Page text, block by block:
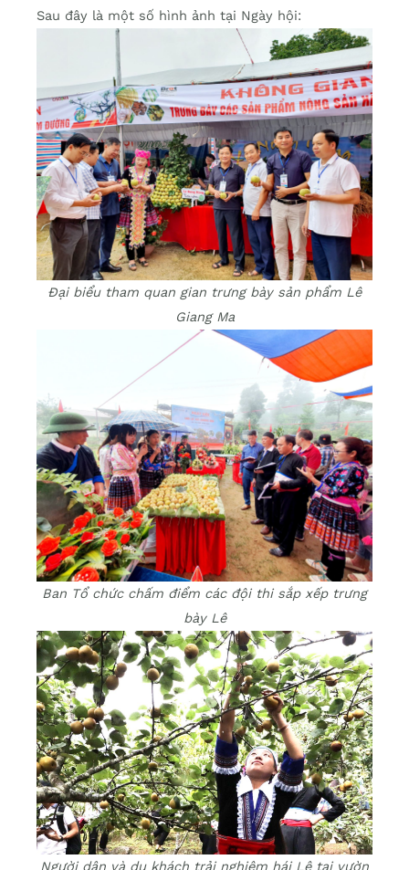
Sau đây là một số hình ảnh tại Ngày hội:
Đại biểu tham quan gian trưng bày sản phẩm Lê
Giang Ma
Ban Tổ chức chấm điểm các đội thi sắp xếp trưng
bày Lê
Người dân và du khách trải nghiệm hái Lê tại vườn